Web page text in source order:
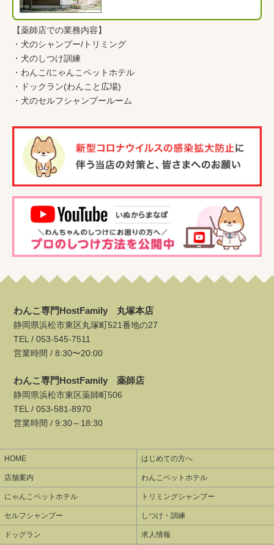
【薬師店での業務内容】
・ 犬のシャンプー/トリミング
・ 犬のしつけ訓練
・ わんこ /にゃんこペットホテル
・
ドックラン(わんこと広場)
・ 犬のセルフシャンプールーム
わんこ専門HostFamily 丸塚本店
静岡県浜松市東区丸塚町521番地の27
TEL /053-545-7511
営業時間 / 8:30〜20:00
わんこ専門HostFamily 薬師店
静岡県浜松市東区薬師町506
TEL /053-581-8970
営業時間 / 9:30～18:30
HOME はじめての方へ
店舗案内 わんこペットホテル
にゃんこペットホテル トリミングシャンプー
セルフシャンプー しつけ・訓練
ドッグラン 求人情報